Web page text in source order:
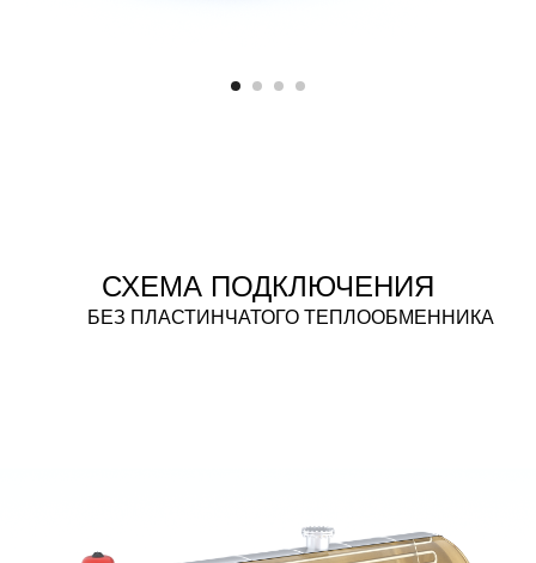
СХЕМА ПОДКЛЮЧЕНИЯ
БЕЗ ПЛАСТИНЧАТОГО ТЕПЛООБМЕННИКА